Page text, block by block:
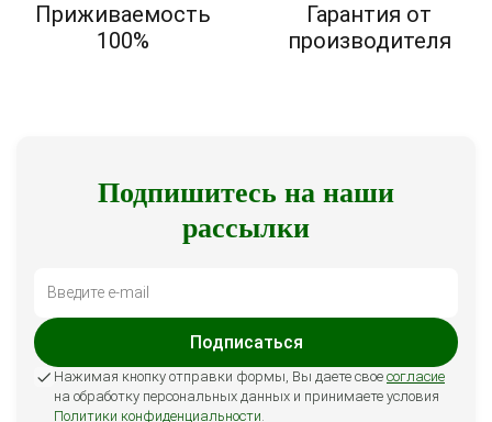
Приживаемость
100%
Гарантия от
производителя
Подпишитесь на наши
рассылки
Подписаться
Нажимая кнопку отправки формы, Вы даете свое согласие
на обработку персональных данных и принимаете условия
Политики конфиденциальности.